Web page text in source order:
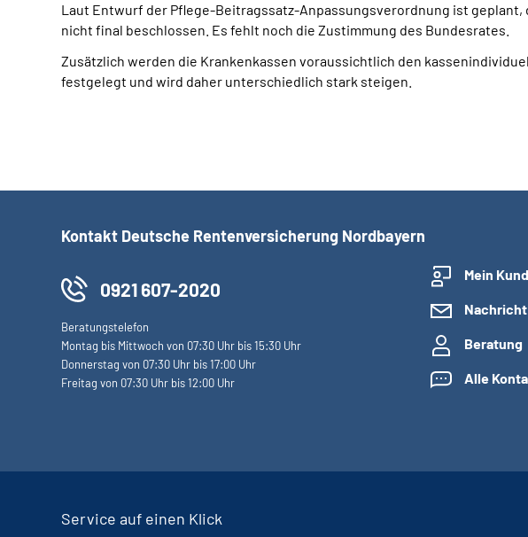
Laut Entwurf der Pflege-Beitragssatz-Anpassungsverordnung ist
nicht final beschlossen. Es fehlt noch die Zustimmung des Bundesrates.
Zusätzlich werden die Krankenkassen voraussichtlich den
festgelegt und wird daher unterschiedlich stark steigen.
Kontakt Deutsche Rentenversicherung Nordbayern
0921 607-2020
Beratungstelefon
Montag bis Mittwoch von 07:30 Uhr bis 15:30 Uhr
Donnerstag von 07:30 Uhr bis 17:00 Uhr
Freitag von 07:30 Uhr bis 12:00 Uhr
Mein
Beratung
Alle
Service auf einen Klick